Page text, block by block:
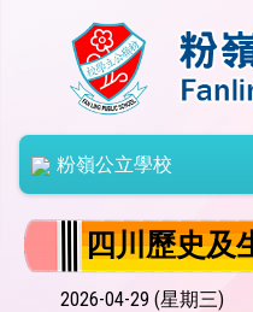
粉嶺公立學校
四川歷史及
2026-04-29 (星期三)